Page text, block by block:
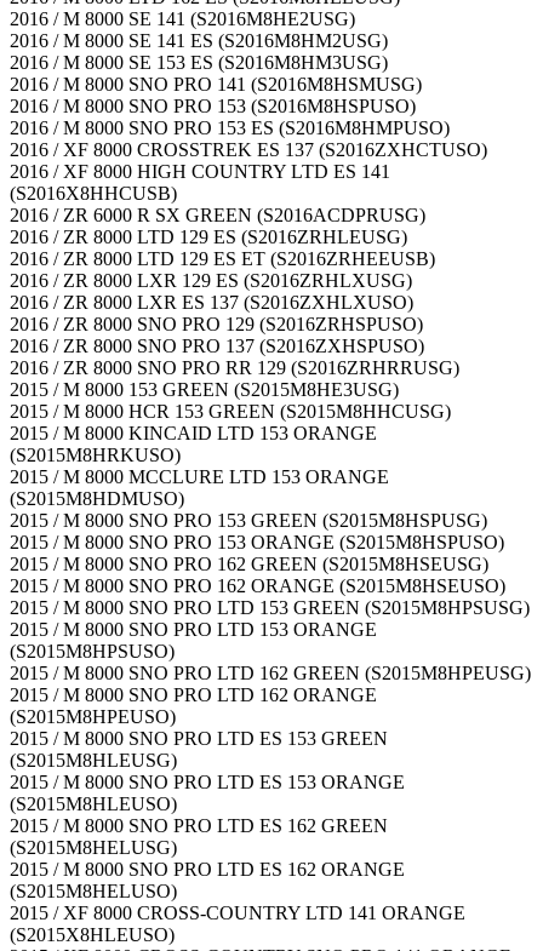
2016 / M 8000 SE 141 (S2016M8HE2USG)
2016 / M 8000 SE 141 ES (S2016M8HM2USG)
2016 / M 8000 SE 153 ES (S2016M8HM3USG)
2016 / M 8000 SNO PRO 141 (S2016M8HSMUSG)
2016 / M 8000 SNO PRO 153 (S2016M8HSPUSO)
2016 / M 8000 SNO PRO 153 ES (S2016M8HMPUSO)
2016 / XF 8000 CROSSTREK ES 137 (S2016ZXHCTUSO)
2016 / XF 8000 HIGH COUNTRY LTD ES 141
(S2016X8HHCUSB)
2016 / ZR 6000 R SX GREEN (S2016ACDPRUSG)
2016 / ZR 8000 LTD 129 ES (S2016ZRHLEUSG)
2016 / ZR 8000 LTD 129 ES ET (S2016ZRHEEUSB)
2016 / ZR 8000 LXR 129 ES (S2016ZRHLXUSG)
2016 / ZR 8000 LXR ES 137 (S2016ZXHLXUSO)
2016 / ZR 8000 SNO PRO 129 (S2016ZRHSPUSO)
2016 / ZR 8000 SNO PRO 137 (S2016ZXHSPUSO)
2016 / ZR 8000 SNO PRO RR 129 (S2016ZRHRRUSG)
2015 / M 8000 153 GREEN (S2015M8HE3USG)
2015 / M 8000 HCR 153 GREEN (S2015M8HHCUSG)
2015 / M 8000 KINCAID LTD 153 ORANGE
(S2015M8HRKUSO)
2015 / M 8000 MCCLURE LTD 153 ORANGE
(S2015M8HDMUSO)
2015 / M 8000 SNO PRO 153 GREEN (S2015M8HSPUSG)
2015 / M 8000 SNO PRO 153 ORANGE (S2015M8HSPUSO)
2015 / M 8000 SNO PRO 162 GREEN (S2015M8HSEUSG)
2015 / M 8000 SNO PRO 162 ORANGE (S2015M8HSEUSO)
2015 / M 8000 SNO PRO LTD 153 GREEN (S2015M8HPSUSG)
2015 / M 8000 SNO PRO LTD 153 ORANGE
(S2015M8HPSUSO)
2015 / M 8000 SNO PRO LTD 162 GREEN (S2015M8HPEUSG)
2015 / M 8000 SNO PRO LTD 162 ORANGE
(S2015M8HPEUSO)
2015 / M 8000 SNO PRO LTD ES 153 GREEN
(S2015M8HLEUSG)
2015 / M 8000 SNO PRO LTD ES 153 ORANGE
(S2015M8HLEUSO)
2015 / M 8000 SNO PRO LTD ES 162 GREEN
(S2015M8HELUSG)
2015 / M 8000 SNO PRO LTD ES 162 ORANGE
(S2015M8HELUSO)
2015 / XF 8000 CROSS-COUNTRY LTD 141 ORANGE
(S2015X8HLEUSO)